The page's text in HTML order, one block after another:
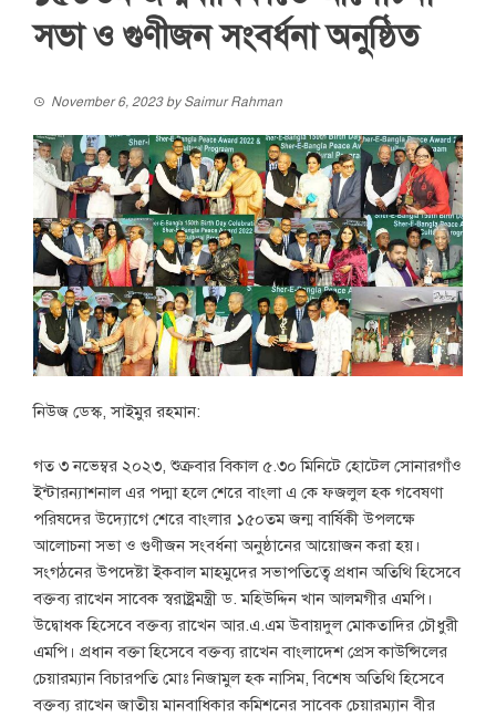
সভা ও গুণীজন সংবর্ধনা অনুষ্ঠিত
November 6, 2023by Saimur Rahman
নিউজ ডেস্ক, সাইমুর রহমান:
গত ৩ নভেম্বর ২০২৩, শুক্রবার বিকাল ৫.৩০ মিনিটে হোটেল সোনারগাঁও
ইন্টারন্যাশনাল এর পদ্মা হলে শেরে বাংলা এ কে ফজলুল হক গবেষণা
পরিষদের উদ্যোগে শেরে বাংলার ১৫০তম জন্ম বার্ষিকী উপলক্ষে
আলোচনা সভা ও গুণীজন সংবর্ধনা অনুষ্ঠানের আয়োজন করা হয়।
সংগঠনের উপদেষ্টা ইকবাল মাহমুদের সভাপতিত্বে প্রধান অতিথি হিসেবে
বক্তব্য রাখেন সাবেক স্বরাষ্ট্রমন্ত্রী ড. মহিউদ্দিন খান আলমগীর এমপি।
উদ্বোধক হিসেবে বক্তব্য রাখেন আর.এ.এম উবায়দুল মোকতাদির চৌধুরী
এমপি। প্রধান বক্তা হিসেবে বক্তব্য রাখেন বাংলাদেশ প্রেস কাউন্সিলের
চেয়ারম্যান বিচারপতি মোঃ নিজামুল হক নাসিম, বিশেষ অতিথি হিসেবে
বক্তব্য রাখেন জাতীয় মানবাধিকার কমিশনের সাবেক চেয়ারম্যান বীর